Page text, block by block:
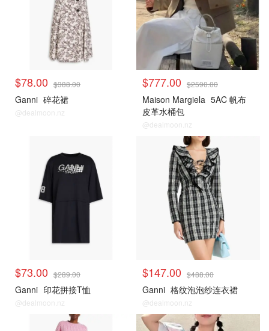
$78.00 $388.00
Ganni 碎花裙
@dealmoon.nz
$777.00 $2590.00
Maison Margiela 5AC 帆布
皮革水桶包
@dealmoon.nz
$73.00 $289.00
Ganni 印花拼接T恤
@dealmoon.nz
$147.00 $488.00
Ganni 格纹泡泡纱连衣裙
@dealmoon.nz